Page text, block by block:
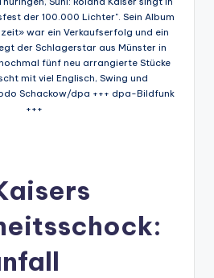
der 100.000 Lichter". Sein Album
war ein Verkaufserfolg und ein
der Schlagerstar aus Münster in
fünf neu arrangierte Stücke
mit viel Englisch, Swing und
Schackow/dpa +++ dpa-Bildfunk
+++